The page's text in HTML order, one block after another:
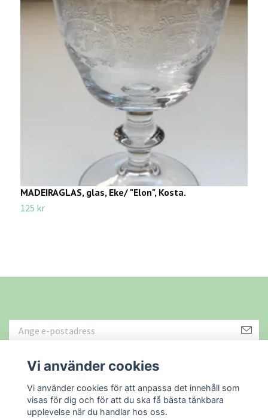
MADEIRAGLAS, glas, Eke/ "Elon", Kosta.
125 kr
Läs mer
Vi använder cookies
Vi använder cookies för att anpassa det innehåll som
visas för dig och för att du ska få bästa tänkbara
upplevelse när du handlar hos oss.